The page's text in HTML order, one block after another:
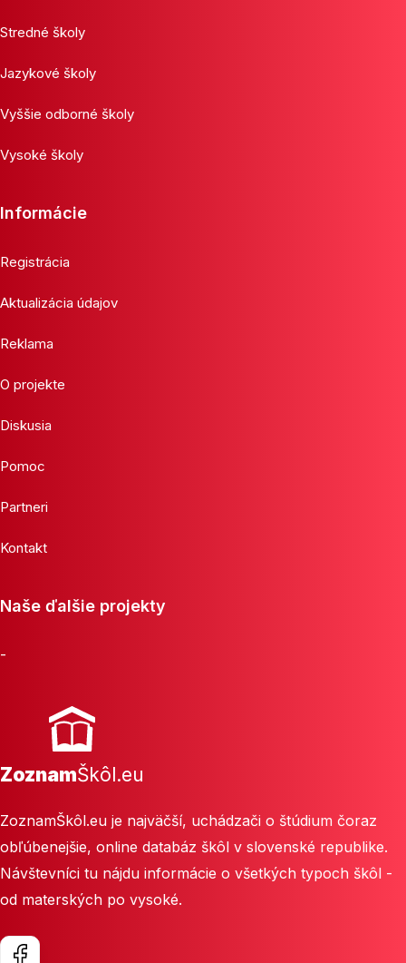
Stredné školy
Jazykové školy
Vyššie odborné školy
Vysoké školy
Informácie
Registrácia
Aktualizácia údajov
Reklama
O projekte
Diskusia
Pomoc
Partneri
Kontakt
Naše ďalšie projekty
-
ZoznamŠkôl.eu
ZoznamŠkôl.eu je najväčší, uchádzači o štúdium čoraz
obľúbenejšie, online databáz škôl v slovenské republike.
Návštevníci tu nájdu informácie o všetkých typoch škôl -
od materských po vysoké.